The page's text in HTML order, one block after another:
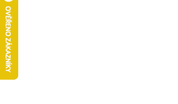
P
o
s
t
r
a